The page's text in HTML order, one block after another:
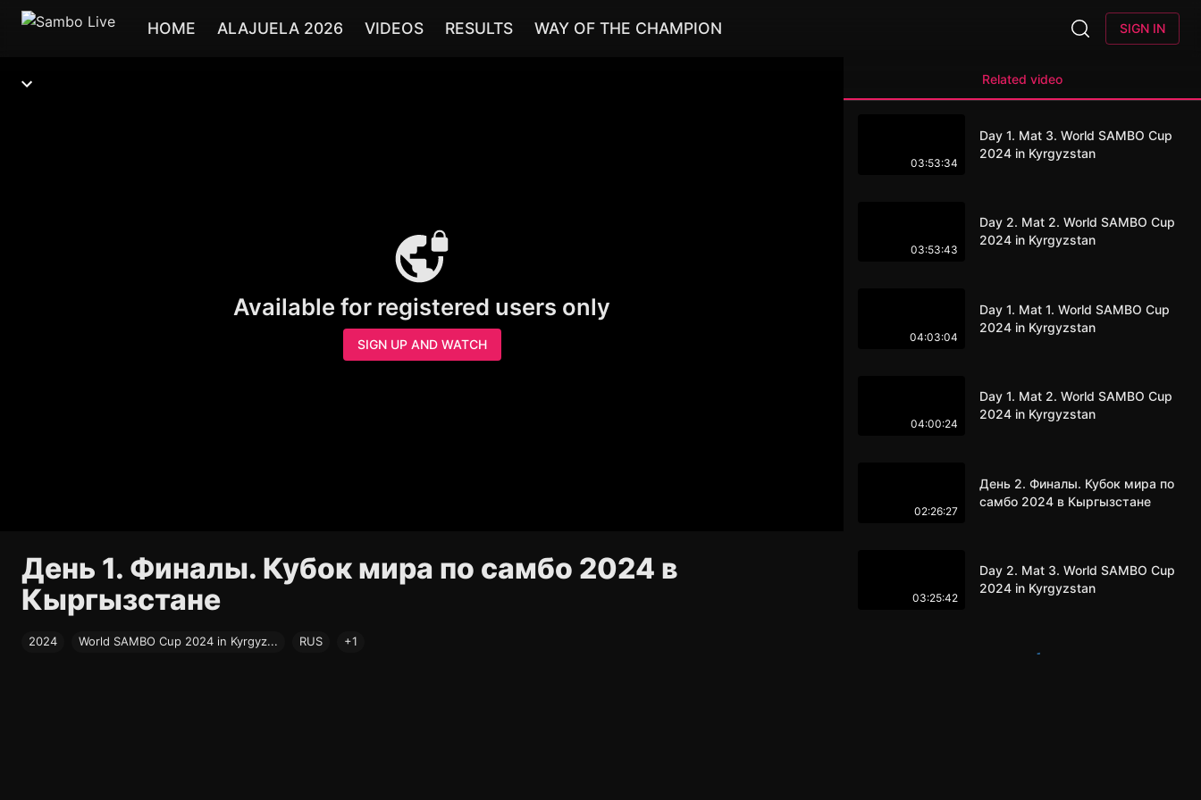
HOME ALAJUELA 2026 VIDEOS RESULTS WAY OF THE CHAMPION SIGN IN
Available for registered users only
SIGN UP AND WATCH
День 1. Финалы. Кубок мира по самбо 2024 в
Кыргызстане
2024 World SAMBO Cup 2024 in Kyrgyz... RUS +1
Related video
03:53:34
Day 1. Mat 3. World SAMBO Cup
2024 in Kyrgyzstan
03:53:43
Day 2. Mat 2. World SAMBO Cup
2024 in Kyrgyzstan
04:03:04
Day 1. Mat 1. World SAMBO Cup
2024 in Kyrgyzstan
04:00:24
Day 1. Mat 2. World SAMBO Cup
2024 in Kyrgyzstan
02:26:27
День 2. Финалы. Кубок мира по
самбо 2024 в Кыргызстане
03:25:42
Day 2. Mat 3. World SAMBO Cup
2024 in Kyrgyzstan